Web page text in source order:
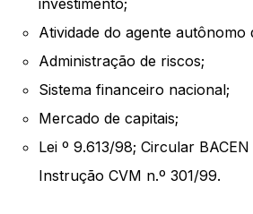
investimento;
Atividade do agente autônomo
Administração de riscos;
Sistema financeiro nacional;
Mercado de capitais;
Lei º 9.613/98; Circular
Instrução CVM n.º 301/99.